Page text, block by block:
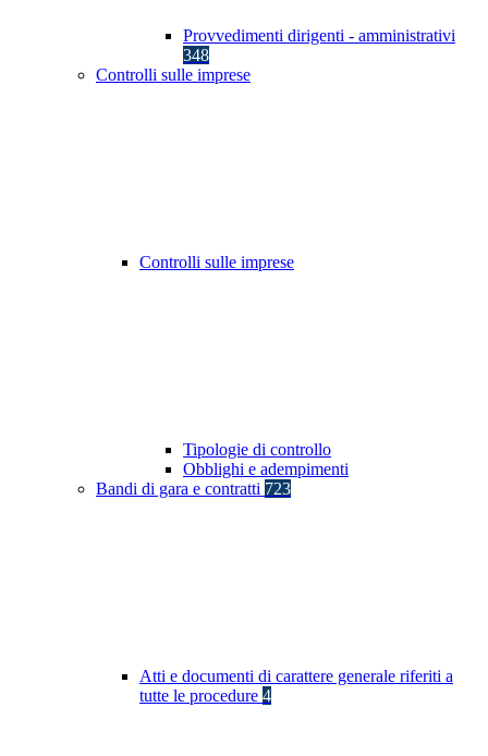
Provvedimenti dirigenti - amministrativi
348
Controlli sulle imprese
Controlli sulle imprese
Tipologie di controllo
Obblighi e adempimenti
Bandi di gara e contratti 723
Atti e documenti di carattere generale riferiti a
tutte le procedure 4